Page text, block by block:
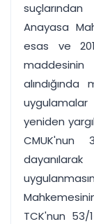
Anayasa
esas ve
yeniden
CMUK'nun
TCK'nun